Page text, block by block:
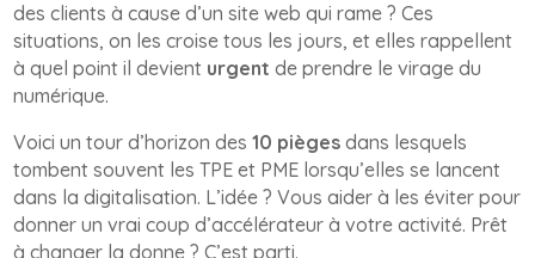
des clients à cause d’un site web qui rame ? Ces
situations, on les croise tous les jours, et elles rappellent
à quel point il devient urgent de prendre le virage du
numérique.
Voici un tour d’horizon des10 pièges dans lesquels
tombent souvent les TPE et PME lorsqu’elles se lancent
dans la digitalisation. L’idée ? Vous aider à les éviter pour
donner un vrai coup d’accélérateur à votre activité. Prêt
à changer la donne ? C’est parti.